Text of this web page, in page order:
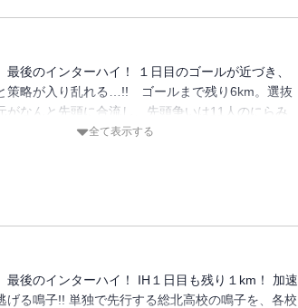
最後のインターハイ！ １日目のゴールが近づき、
策略が入り乱れる…!! ゴールまで残り6km。選抜
がなんと先頭に合流し、先頭争いは11人のにらみ
一瞬の混乱を突いて、御堂筋ら京伏が飛びだす!! 次
全て表示する
最後のインターハイ！ IH１日目も残り１km！ 加速
げる鳴子!! 単独で先行する総北高校の鳴子を、各校